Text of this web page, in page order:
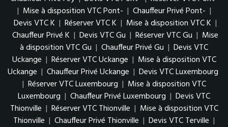
| Mise à disposition VTC Pont- | Chauffeur Privé Pont- |
Devis VTC K | Réserver VTC K | Mise à disposition VTC K |
Chauffeur Privé K | Devis VTC Gu | Réserver VTC Gu | Mise
à disposition VTC Gu | Chauffeur Privé Gu | Devis VTC
Uckange | Réserver VTC Uckange | Mise à disposition VTC
Uckange | Chauffeur Privé Uckange | Devis VTC Luxembourg
| Réserver VTC Luxembourg | Mise à disposition VTC
Luxembourg | Chauffeur Privé Luxembourg | Devis VTC
Thionville | Réserver VTC Thionville | Mise à disposition VTC
Thionville | Chauffeur Privé Thionville | Devis VTC Terville |